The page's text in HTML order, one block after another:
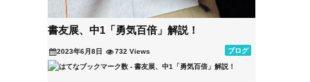
書友展、中1「勇気百倍」解説！
2023年6月8日 ブログ
732 Views